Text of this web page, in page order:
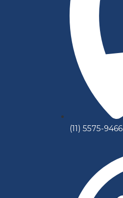
(11) 5575-9466